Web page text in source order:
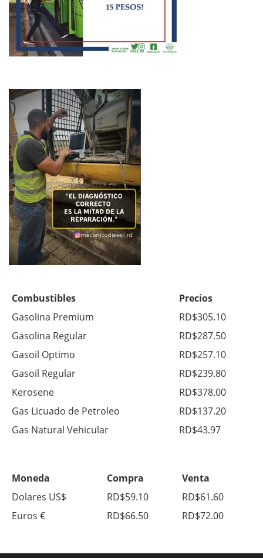
Combustibles
Precios
Gasolina Premium
RD$305.10
Gasolina Regular
RD$287.50
Gasoil Optimo
RD$257.10
Gasoil Regular
RD$239.80
Kerosene
RD$378.00
Gas Licuado de Petroleo
RD$137.20
Gas Natural Vehicular
RD$43.97
Moneda Compra
Venta
Dolares US$
RD$59.10
RD$61.60
Euros €
RD$66.50 RD$72.00